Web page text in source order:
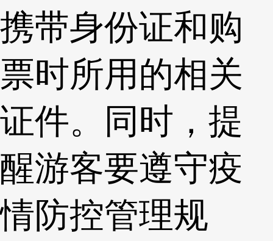
携带身份证和购
票时所用的相关
证件。同时，提
醒游客要遵守疫
情防控管理规